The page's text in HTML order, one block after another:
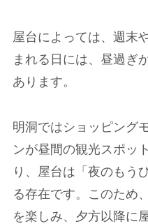
屋台によっては、週末
まれる日には、昼過ぎ
あります。
明洞ではショッピング
ンが昼間の観光スポッ
り、屋台は「夜のもう
る存在です。このため
を楽しみ、夕方以降に